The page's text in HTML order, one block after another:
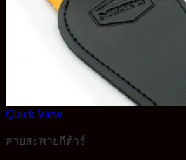
Quick View
สายสะพายกีต้าร์